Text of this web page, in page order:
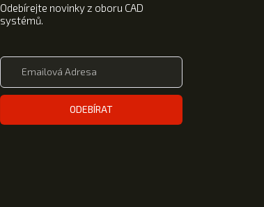
Odebírejte novinky z oboru CAD
systémů.
ODEBÍRAT